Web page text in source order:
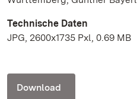
Technische Daten
JPG, 2600x1735 Pxl, 0.69 MB
Download